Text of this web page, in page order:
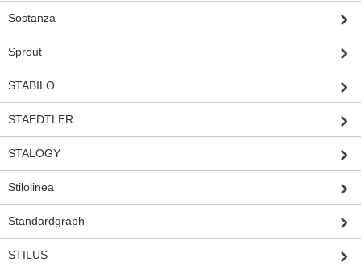
Sostanza
Sprout
STABILO
STAEDTLER
STALOGY
Stilolinea
Standardgraph
STILUS